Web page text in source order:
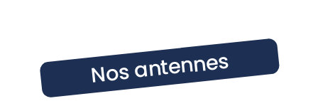
Nos antennes